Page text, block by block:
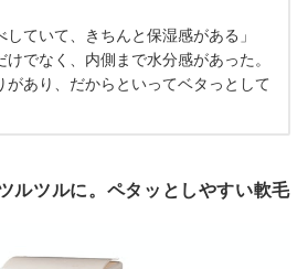
していて、きちんと保湿感がある」
けでなく、内側まで水分感があった。
があり、だからといってベタっとして
ルツルに。ペタッとしやすい軟毛